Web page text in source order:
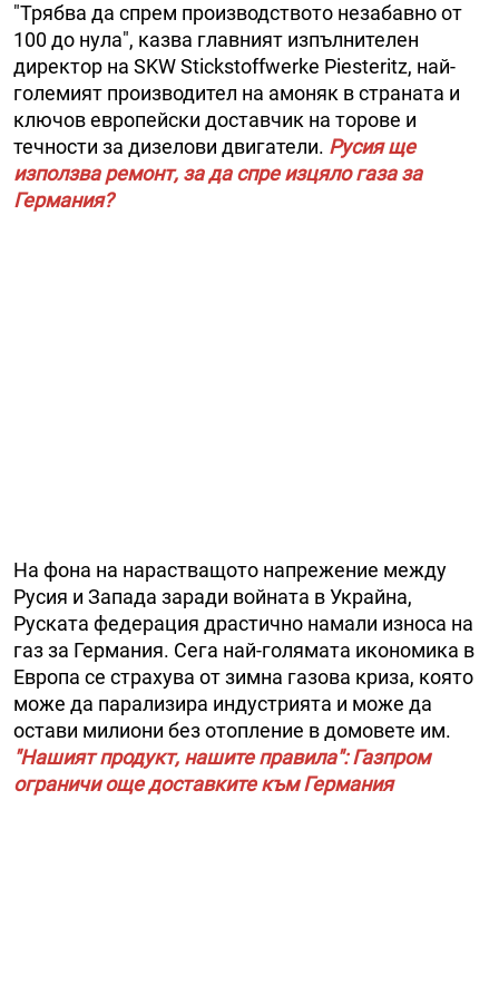
"Трябва да спрем производството незабавно от
100 до нула", казва главният изпълнителен
директор на SKW Stickstoffwerke Piesteritz, най-
големият производител на амоняк в страната и
ключов европейски доставчик на торове и
течности за дизелови двигатели. Русия ще
използва ремонт, за да спре изцяло газа за
Германия?
На фона на нарастващото напрежение между
Русия и Запада заради войната в Украйна,
Руската федерация драстично намали износа на
газ за Германия. Сега най-голямата икономика в
Европа се страхува от зимна газова криза, която
може да парализира индустрията и може да
остави милиони без отопление в домовете им.
"Нашият продукт, нашите правила": Газпром
ограничи още доставките към Германия